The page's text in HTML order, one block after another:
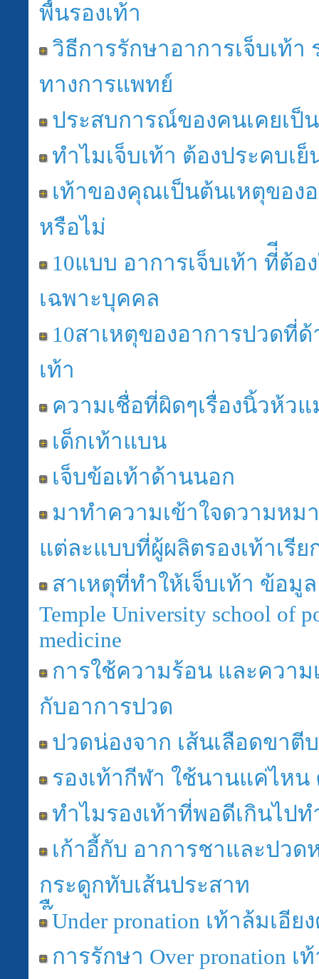
พื้นรองเท้า
วิธีการรักษาอาการเจ็บเท้า
ทางการแพทย์
ประสบการณ์ของคนเคยเป็น
ทำไมเจ็บเท้า ต้องประคบเ
เท้าของคุณเป็นต้นเหตุของ
หรือไม่
10แบบ อาการเจ็บเท้า ที่ีต้อ
เฉพาะบุคคล
10สาเหตุของอาการปวดที่
เท้า
ความเชื่อที่ผิดๆเรื่องนิ้วห้วแ
เด็กเท้าแบน
เจ็บข้อเท้าด้านนอก
มาทำความเข้าใจดวามหม
แต่ละแบบที่ผู้ผลิตรองเท้าเรีย
สาเหตุที่ทำให้เจ็บเท้า ข้อมู
Temple University school of
medicine
การใช้ความร้อน และความ
กับอาการปวด
ปวดน่องจาก เส้นเลือดขาตีบ
รองเท้ากีฬา ใช้นานแค่ไหน
ทำไมรองเท้าที่พอดีเกินไปท
เก้าอี้กับ อาการชาและปวด
กระดูกทับเส้นประสาท
Under pronation เท้าล้มเอี
การรักษา Over pronation เ